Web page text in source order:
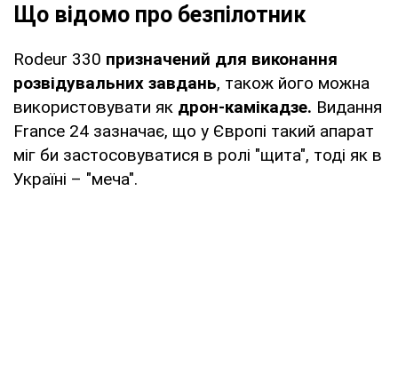
Що відомо про безпілотник
Rodeur 330 призначений для виконання
розвідувальних завдань, також його можна
використовувати як дрон-камікадзе. Видання
France 24 зазначає, що у Європі такий апарат
міг би застосовуватися в ролі "щита", тоді як в
Україні – "меча".